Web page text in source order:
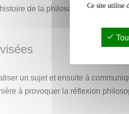
de la philosophie.
un sujet et ensuite à
à provoquer la réflexion
Ce site utilise